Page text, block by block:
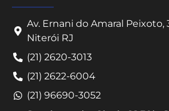
Av. Ernani do Amaral Peixoto,
Niterói RJ
(21) 2620-3013
(21) 2622-6004
(21) 96690-3052